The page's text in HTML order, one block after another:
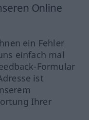
Online
ein Fehler
einfach mal
Formular
ist
Ihrer